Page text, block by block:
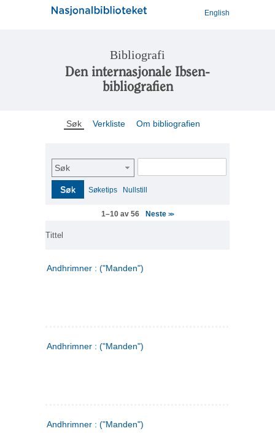
English
Bibliografi
Den internasjonale Ibsen-
bibliografien
Søk Verkliste Om bibliografien
Søk
Søk Søketips Nullstill
1–10 av 56 Neste>>
Tittel
Andhrimner : ("Manden")
Andhrimner : ("Manden")
Andhrimner : ("Manden")